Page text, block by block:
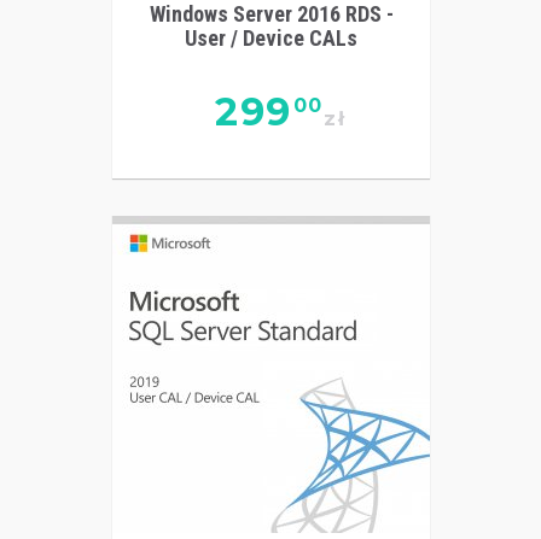
Windows Server 2016 RDS -
User / Device CALs
299 00
zł